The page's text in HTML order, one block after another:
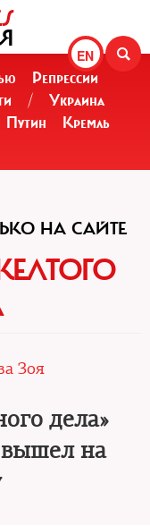
EN
Репрессии
/
Украина
Путин
Кремль
НА САЙТЕ
Зоя
дела»
на